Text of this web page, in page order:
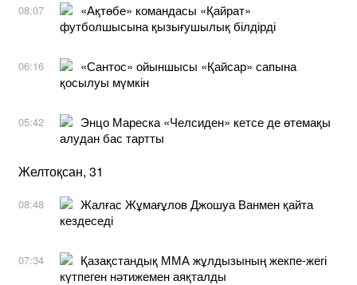
08:07
«Ақтөбе» командасы «Қайрат»
футболшысына қызығушылық білдірді
06:16
«Сантос» ойыншысы «Қайсар» сапына
қосылуы мүмкін
05:42
Энцо Мареска «Челсиден» кетсе де өтемақы
алудан бас тартты
Желтоқсан, 31
08:48
Жалғас Жұмағұлов Джошуа Ванмен қайта
кездеседі
07:34
Қазақстандық ММА жұлдызының жекпе-жегі
күтпеген нәтижемен аяқталды